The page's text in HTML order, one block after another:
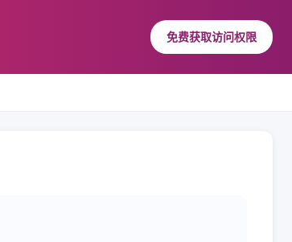
免费获取访问权限